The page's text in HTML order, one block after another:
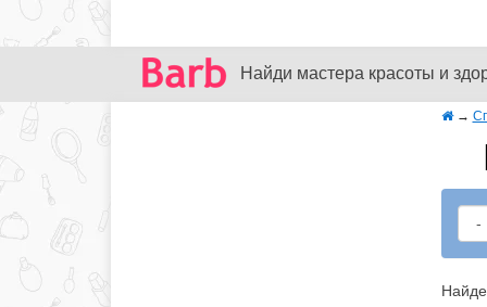
Найди мастера красоты и
→